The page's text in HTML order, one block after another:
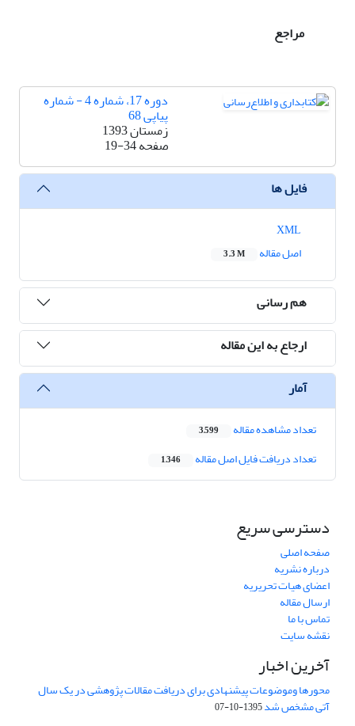
مراجع
دوره 17، شماره 4 - شماره
پیاپی 68
زمستان 1393
صفحه19-34
فایل ها
اصل مقاله
3.3 M
هم رسانی
ارجاع به این مقاله
آمار
تعداد مشاهده مقاله 3,599
تعداد دریافت فایل اصل مقاله 1,346
دسترسی سریع
صفحه اصلی
درباره نشریه
اعضای هیات تحریریه
ارسال مقاله
تماس با ما
نقشه سایت
آخرین اخبار
محورها وموضوعات پیشنهادی برای دریافت مقالات پژوهشی در یک سال
آتی مشخص شد1395-10-07